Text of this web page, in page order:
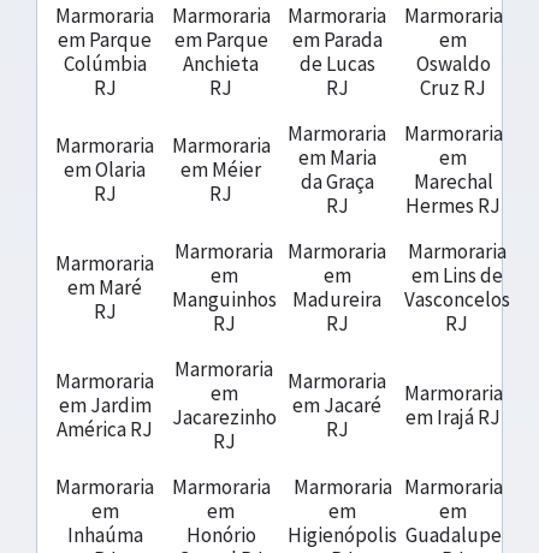
Marmoraria
em Parque
Colúmbia
RJ
Marmoraria
em Parque
Anchieta
RJ
Marmoraria
em Parada
de Lucas
RJ
Marmoraria
em
Oswaldo
Cruz RJ
Marmoraria
em Olaria
RJ
Marmoraria
em Méier
RJ
Marmoraria
em Maria
da Graça
RJ
Marmoraria
em
Marechal
Hermes RJ
Marmoraria
em Maré
RJ
Marmoraria
em
Manguinhos
RJ
Marmoraria
em
Madureira
RJ
Marmoraria
em Lins de
Vasconcelos
RJ
Marmoraria
em Jardim
América RJ
Marmoraria
em
Jacarezinho
RJ
Marmoraria
em Jacaré
RJ
Marmoraria
em Irajá RJ
Marmoraria
em
Inhaúma
Marmoraria
em
Honório
Marmoraria
em
Higienópolis
Marmoraria
em
Guadalupe